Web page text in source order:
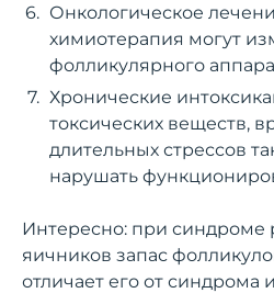
Онкологическое
химиотерапия могут
фолликулярного
Хронические
токсических веществ,
длительных стрессов
нарушать
Интересно: при синдроме
яичников запас
отличает его от синдрома